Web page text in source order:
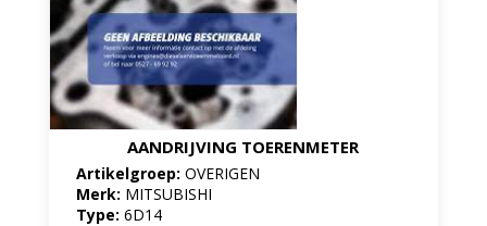
AANDRIJVING TOERENMETER
Artikelgroep: OVERIGEN
Merk: MITSUBISHI
Type: 6D14